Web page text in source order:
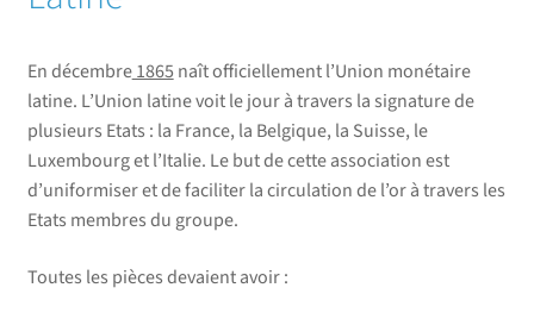
En décembre1865naît officiellement l’Union monétaire
latine. L’Union latine voit le jour à travers la signature de
plusieurs Etats : la France, la Belgique, la Suisse, le
Luxembourg et l’Italie. Le but de cette association est
d’uniformiser et de faciliter la circulation de l’or à travers les
Etats membres du groupe.
Toutes les pièces devaient avoir :